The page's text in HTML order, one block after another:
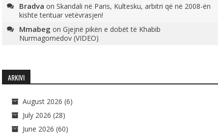
Bradva onSkandali në Paris, Kultesku, arbitri që në 2008-ën
kishte tentuar vetëvrasjen!
Mmabeg onGjejnë pikën e dobët të Khabib
Nurmagomedov (VIDEO)
ARKIVI
August 2026 (6)
July 2026 (28)
June 2026 (60)